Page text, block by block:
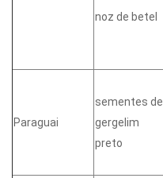
noz de betel
Paraguai
sementes de
gergelim
preto